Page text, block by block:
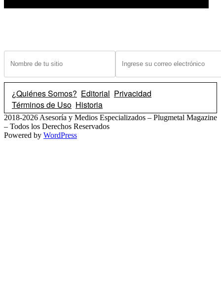
¿Quiénes Somos? Editorial Privacidad
Términos de Uso Historia
2018-2026 Asesoría y Medios Especializados – Plugmetal Magazine
– Todos los Derechos Reservados
Powered by WordPress